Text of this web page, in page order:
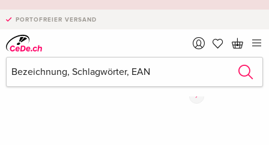
PORTOFREIER VERSAND
›